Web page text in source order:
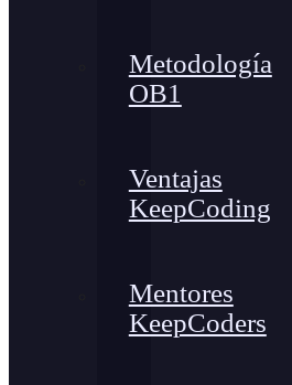
Metodología
OB1
Ventajas
KeepCoding
Mentores
KeepCoders